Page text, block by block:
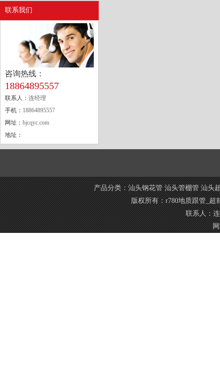
联系我们
咨询热线：
18864895557
联系人： 连经理
手机： 18864895557
网址： bjcqyc.com
地址：
产品分类：汕头钢花管 汕头管棚管 汕头
版权所有：r780地质跟管_
联系人：